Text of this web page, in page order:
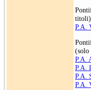
P.A.
(solo
P.A.
P.A.
P.A.
P.A.